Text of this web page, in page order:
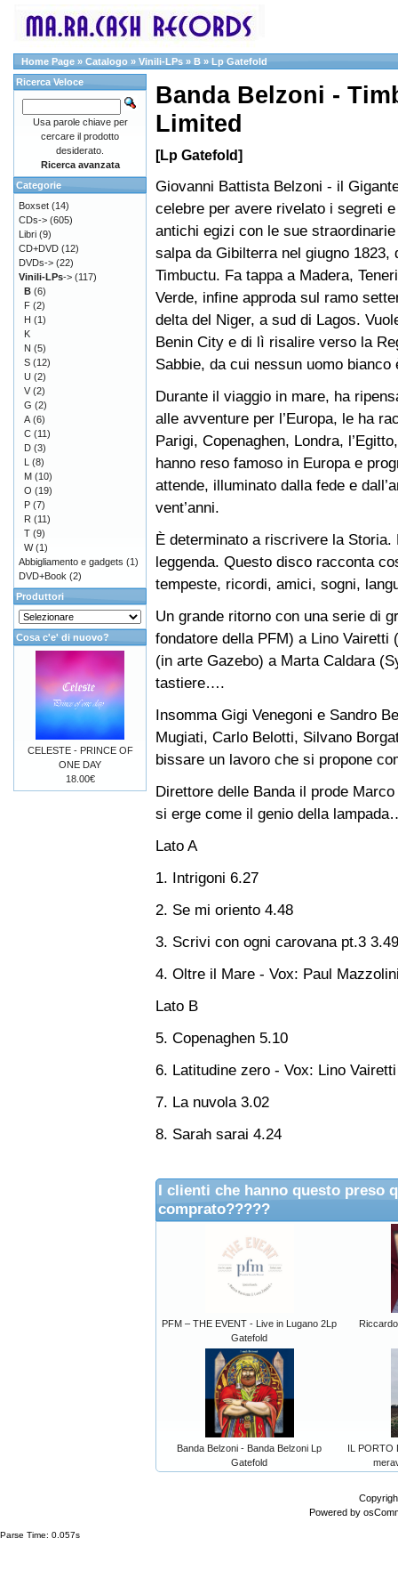
Home Page » Catalogo » Vinili-LPs » B » Lp Gatefold
Banda Belzoni -
Limited
[Lp Gatefold]
Giovanni Battista Belzoni - il
celebre per avere rivelato i segreti
antichi egizi con le sue
salpa da Gibilterra nel giugno 1823,
Timbuctu. Fa tappa a Madera,
Verde, infine approda sul ramo
delta del Niger, a sud di Lagos.
Benin City e di lì risalire verso la
Sabbie, da cui nessun uomo bianco
Durante il viaggio in mare, ha
alle avventure per l’Europa, le ha
Parigi, Copenaghen, Londra,
hanno reso famoso in Europa e
attende, illuminato dalla fede e
vent’anni.
È determinato a riscrivere la
leggenda. Questo disco racconta
tempeste, ricordi, amici, sogni,
Un grande ritorno con una serie di
fondatore della PFM) a Lino
(in arte Gazebo) a Marta Caldara
tastiere….
Insomma Gigi Venegoni e Sandro
Mugiati, Carlo Belotti, Silvano
bissare un lavoro che si propone
Direttore delle Banda il prode
si erge come il genio della
Lato A
1. Intrigoni 6.27
2. Se mi oriento 4.48
3. Scrivi con ogni carovana pt.3 3.49
4. Oltre il Mare - Vox: Paul
Lato B
5. Copenaghen 5.10
6. Latitudine zero - Vox: Lino
7. La nuvola 3.02
8. Sarah sarai 4.24
I clienti che hanno questo preso
comprato?????
PFM – THE EVENT - Live in Lugano 2Lp
Gatefold
Banda Belzoni - Banda Belzoni Lp
Gatefold
IL
Ricerca Veloce
Usa parole chiave per
cercare il prodotto
desiderato.
Ricerca avanzata
Categorie
Boxset (14)
CDs-> (605)
Libri (9)
CD+DVD (12)
DVDs-> (22)
Vinili-LPs-> (117)
B (6)
F (2)
H (1)
K
N (5)
S (12)
U (2)
V (2)
G (2)
A (6)
C (11)
D (3)
L (8)
M (10)
O (19)
P (7)
R (11)
T (9)
W(1)
Abbigliamento e gadgets (1)
DVD+Book (2)
Produttori
Cosa c'e' di nuovo?
CELESTE - PRINCE OF
ONE DAY
18.00€
Powered by
Parse Time: 0.057s